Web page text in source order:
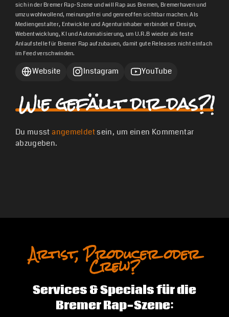
sich in der Bremer Rap-Szene und will Rap aus Bremen, Bremerhaven und
umzu wohlwollend, meinungsfrei und genreoffen sichtbar machen. Als
Mediengestalter, Entwickler und Agenturinhaber verbindet er Design,
Webentwicklung, KI und Automatisierung, um U.R.B wieder als feste
Anlaufstelle für Bremer Rap aufzubauen, damit gute Releases nicht einfach
im Feed verschwinden.
Website Instagram YouTube
Wie gefällt dir das?!
Du musstangemeldetsein, um einen Kommentar
abzugeben.
Artist, Producer oder
Crew?
Services & Specials für die
Bremer Rap-Szene: